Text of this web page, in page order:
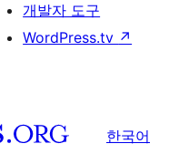
개발자 도구
WordPress.tv ↗
한국어